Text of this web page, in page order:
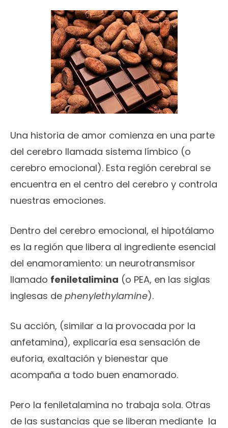
Una historia de amor comienza en una parte
del cerebro llamada sistema límbico (o
cerebro emocional). Esta región cerebral se
encuentra en el centro del cerebro y controla
nuestras emociones.
Dentro del cerebro emocional, el hipotálamo
es la región que libera al ingrediente esencial
del enamoramiento: un neurotransmisor
llamado feniletalimina (o PEA, en las siglas
inglesas de phenylethylamine).
Su acción, (similar a la provocada por la
anfetamina), explicaría esa sensación de
euforia, exaltación y bienestar que
acompaña a todo buen enamorado.
Pero la feniletalamina no trabaja sola. Otras
de las sustancias que se liberan mediante la